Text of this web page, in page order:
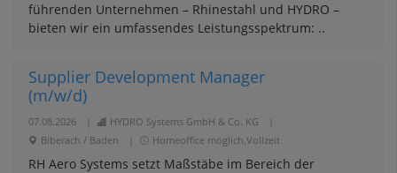
führenden Unternehmen – Rhinestahl und HYDRO –
bieten wir ein umfassendes Leistungsspektrum: ..
Supplier Development Manager
(m/w/d)
07.08.2026 HYDRO Systems GmbH & Co. KG
Biberach / Baden
Homeoffice möglich,Vollzeit
RH Aero Systems setzt Maßstäbe im Bereich der